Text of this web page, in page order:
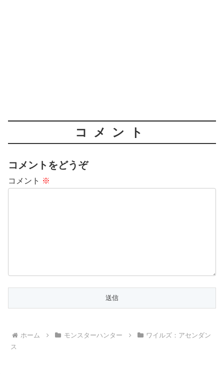
コメント
コメントをどうぞ
コメント ※
ホーム モンスターハンター
ワイルズ：アセンダン
ス